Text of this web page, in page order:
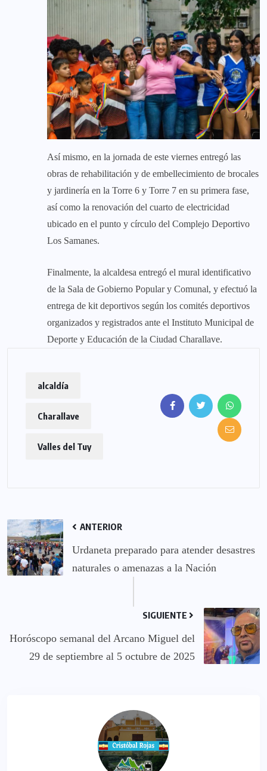
Así mismo, en la jornada de este viernes entregó las
obras de rehabilitación y de embellecimiento de brocales
y jardinería en la Torre 6 y Torre 7 en su primera fase,
así como la renovación del cuarto de electricidad
ubicado en el punto y círculo del Complejo Deportivo
Los Samanes.
Finalmente, la alcaldesa entregó el mural identificativo
de la Sala de Gobierno Popular y Comunal, y efectuó la
entrega de kit deportivos según los comités deportivos
organizados y registrados ante el Instituto Municipal de
Deporte y Educación de la Ciudad Charallave.
alcaldía
Charallave
Valles del Tuy
ANTERIOR
Urdaneta preparado para atender desastres
naturales o amenazas a la Nación
SIGUIENTE
Horóscopo semanal del Arcano Miguel del
29 de septiembre al 5 octubre de 2025